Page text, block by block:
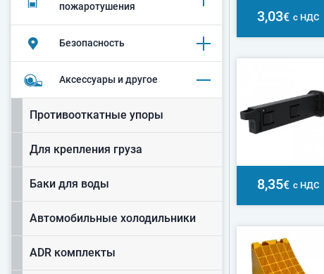
пожаротушения
Безопасность
Аксессуары и другое
Противооткатные упоры
Для крепления груза
Баки для воды
Автомобильные холодильники
ADR комплекты
3,03€ с НДС
8,35€ с НДС